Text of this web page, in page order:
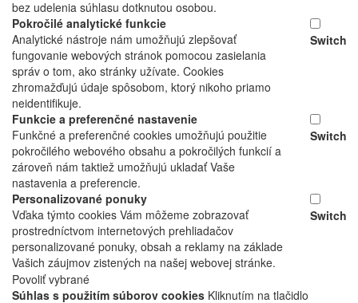
bez udelenia súhlasu dotknutou osobou.
Pokročilé analytické funkcie
Analytické nástroje nám umožňujú zlepšovať
fungovanie webových stránok pomocou zasielania
správ o tom, ako stránky užívate. Cookies
zhromažďujú údaje spôsobom, ktorý nikoho priamo
neidentifikuje.
Switch
Funkcie a preferenčné nastavenie
Funkčné a preferenčné cookies umožňujú použitie
pokročilého webového obsahu a pokročilých funkcií a
zároveň nám taktiež umožňujú ukladať Vaše
nastavenia a preferencie.
Switch
Personalizované ponuky
Vďaka týmto cookies Vám môžeme zobrazovať
prostredníctvom internetových prehliadačov
personalizované ponuky, obsah a reklamy na základe
Vašich záujmov zistených na našej webovej stránke.
Switch
Povoliť vybrané
Súhlas s použitím súborov cookies Kliknutím na tlačidlo